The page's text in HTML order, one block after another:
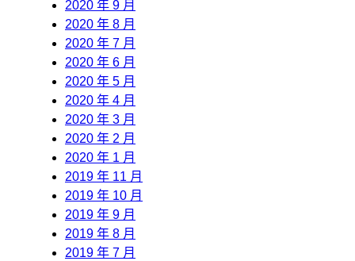
2020 年 9 月
2020 年 8 月
2020 年 7 月
2020 年 6 月
2020 年 5 月
2020 年 4 月
2020 年 3 月
2020 年 2 月
2020 年 1 月
2019 年 11 月
2019 年 10 月
2019 年 9 月
2019 年 8 月
2019 年 7 月